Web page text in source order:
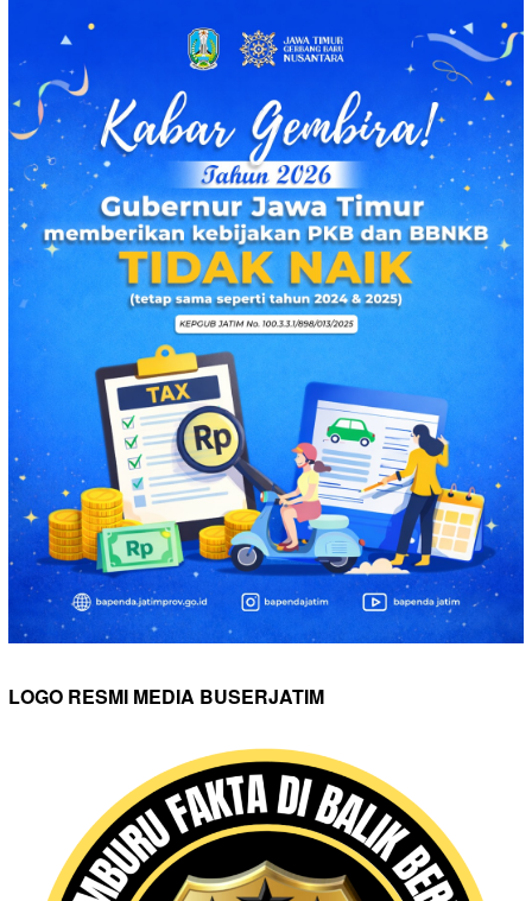
LOGO RESMI MEDIA BUSERJATIM